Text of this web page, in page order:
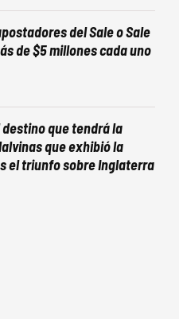
del Sale o Sale
de $5 millones cada uno
destino que tendrá la
que exhibió la
el triunfo sobre Inglaterra